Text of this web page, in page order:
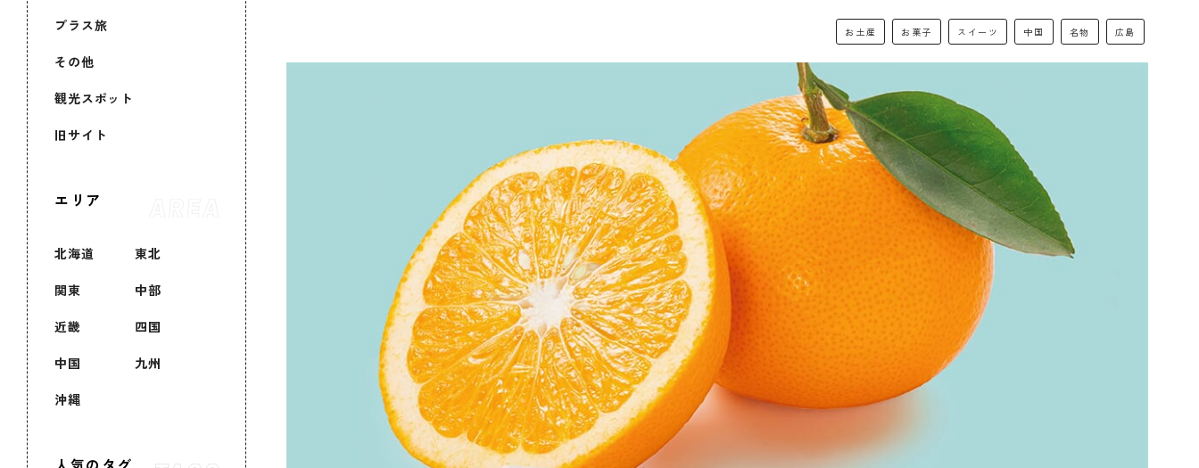
プラス旅
その他
観光スポット
旧サイト
エリア
北海道 東北
関東 中部
近畿 四国
中国 九州
沖縄
お土産 お菓子 スイーツ 中国 名物 広島